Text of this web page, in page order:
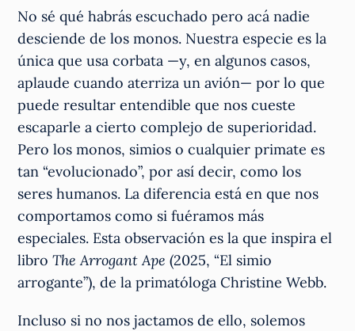
No sé qué habrás escuchado pero acá nadie
desciende de los monos. Nuestra especie es la
única que usa corbata —y, en algunos casos,
aplaude cuando aterriza un avión— por lo que
puede resultar entendible que nos cueste
escaparle a cierto complejo de superioridad.
Pero los monos, simios o cualquier primate es
tan “evolucionado”, por así decir, como los
seres humanos. La diferencia está en que nos
comportamos como si fuéramos más
especiales. Esta observación es la que inspira el
libroThe Arrogant Ape (2025, “El simio
arrogante”), de la primatóloga Christine Webb.
Incluso si no nos jactamos de ello, solemos